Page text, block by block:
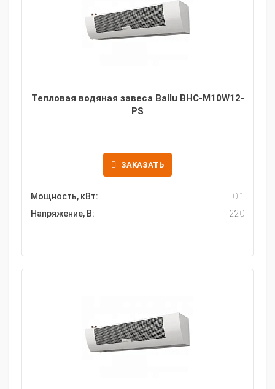
Тепловая водяная завеса Ballu BHC-M10W12-
PS
ЗАКАЗАТЬ
Мощность, кВт:
0.1
Напряжение, В:
220